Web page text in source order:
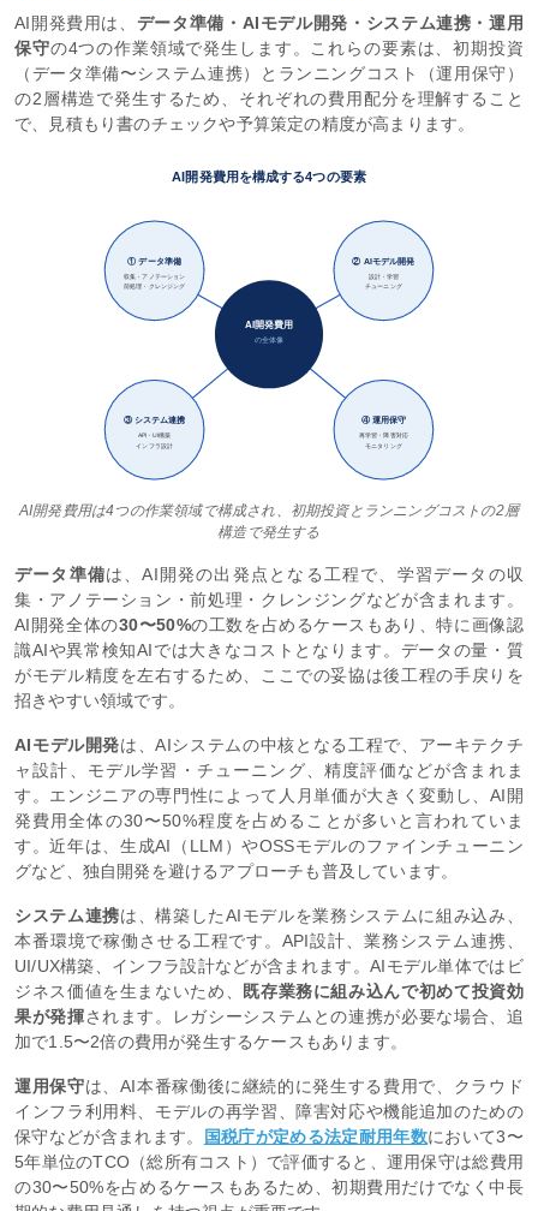
AI開発費用は、 データ準備・AIモデル開発・システム連携・運用
保守の4つの作業領域で発生します。これらの要素は、初期投資
（データ準備〜システム連携）とランニングコスト（運用保守）
の2層構造で発生するため、それぞれの費用配分を理解すること
で、見積もり書のチェックや予算策定の精度が高まります。
AI開発費用を構成する4つの要素
AI開発費用
の全体像
① データ準備
収集・アノテーション
前処理・クレンジング
② AIモデル開発
設計・学習
チューニング
③ システム連携
API・UI構築
インフラ設計
④ 運用保守
再学習・障害対応
モニタリング
AI開発費用は4つの作業領域で構成され、初期投資とランニングコストの2層
構造で発生する
データ準備は、AI開発の出発点となる工程で、学習データの収
集・アノテーション・前処理・クレンジングなどが含まれます。
AI開発全体の30〜50%の工数を占めるケースもあり、特に画像認
識AIや異常検知AIでは大きなコストとなります。データの量・質
がモデル精度を左右するため、ここでの妥協は後工程の手戻りを
招きやすい領域です。
AIモデル開発は、AIシステムの中核となる工程で、アーキテクチ
ャ設計、モデル学習・チューニング、精度評価などが含まれま
す。エンジニアの専門性によって人月単価が大きく変動し、AI開
発費用全体の30〜50%程度を占めることが多いと言われていま
す。近年は、生成AI（LLM）やOSSモデルのファインチューニン
グなど、独自開発を避けるアプローチも普及しています。
システム連携は、構築したAIモデルを業務システムに組み込み、
本番環境で稼働させる工程です。API設計、業務システム連携、
UI/UX構築、インフラ設計などが含まれます。AIモデル単体ではビ
ジネス価値を生まないため、
既存業務に組み込んで初めて投資効
果が発揮されます。レガシーシステムとの連携が必要な場合、追
加で1.5〜2倍の費用が発生するケースもあります。
運用保守は、AI本番稼働後に継続的に発生する費用で、クラウド
インフラ利用料、モデルの再学習、障害対応や機能追加のための
保守などが含まれます。
国税庁が定める法定耐用年数において3〜
5年単位のTCO（総所有コスト）で評価すると、運用保守は総費用
の30〜50%を占めるケースもあるため、初期費用だけでなく中長